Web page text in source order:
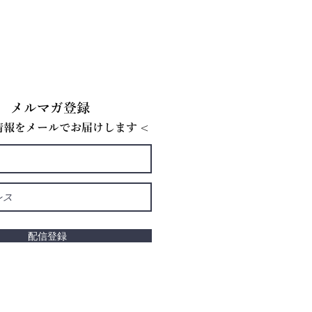
メルマガ登録
をメールでお届けします <
配信登録